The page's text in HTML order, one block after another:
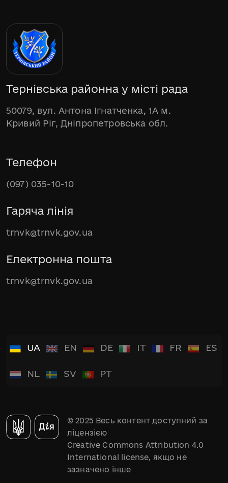
Тернівська районна у місті рада
50079, вул. Антона Ігнатченка, 1А м.
Кривий Ріг, Дніпропетровська обл.
Телефон
(097) 035-10-10
Гаряча лінія
trnvk@trnvk.gov.ua
Електронна пошта
trnvk@trnvk.gov.ua
UA EN DE IT FR ES
NL SV PT
© 2025 Весь контент доступний за
ліцензією
Creative Commons Attribution 4.0
International license, якщо не
зазначено інше